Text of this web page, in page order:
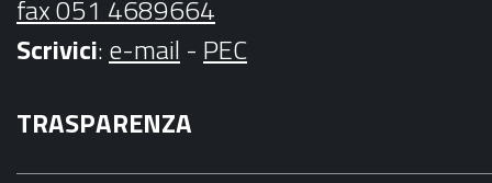
fax 051 4689664
Scrivici:e-mail - PEC
TRASPARENZA